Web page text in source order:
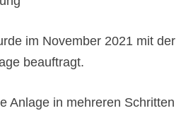
im November 2021 mit der
beauftragt.
Anlage in mehreren Schritten